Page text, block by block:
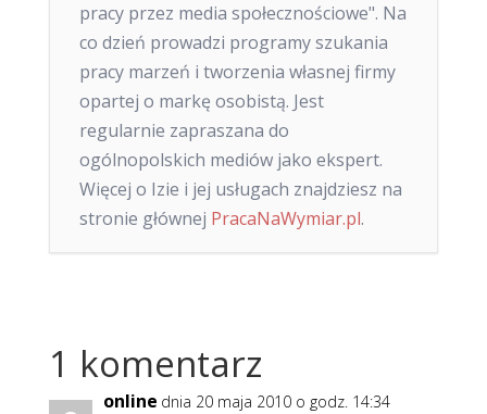
pracy przez media społecznościowe". Na
co dzień prowadzi programy szukania
pracy marzeń i tworzenia własnej firmy
opartej o markę osobistą. Jest
regularnie zapraszana do
ogólnopolskich mediów jako ekspert.
Więcej o Izie i jej usługach znajdziesz na
stronie głównej PracaNaWymiar.pl.
1 komentarz
online dnia 20 maja 2010 o godz. 14:34